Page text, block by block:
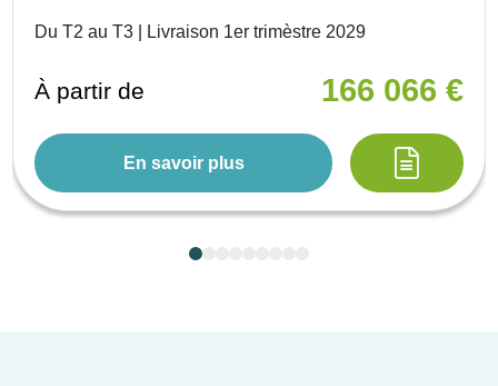
Du T2 au T3 | Livraison 1er trimèstre 2029
À partir de 166 066 €
En savoir plus